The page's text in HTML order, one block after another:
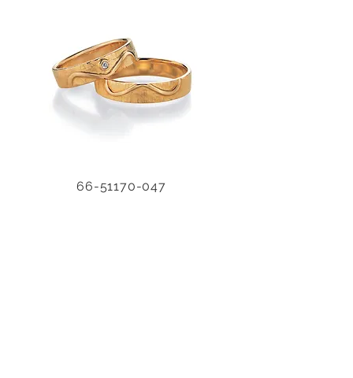
66-51170-047